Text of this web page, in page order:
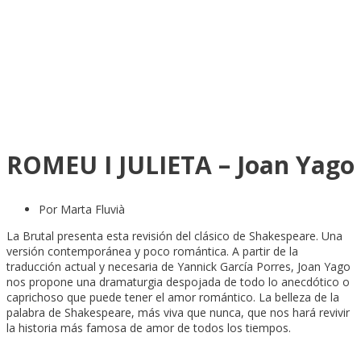
ROMEU I JULIETA – Joan Yago
Por Marta Fluvià
La Brutal presenta esta revisión del clásico de Shakespeare. Una
versión contemporánea y poco romántica. A partir de la
traducción actual y necesaria de Yannick García Porres, Joan Yago
nos propone una dramaturgia despojada de todo lo anecdótico o
caprichoso que puede tener el amor romántico. La belleza de la
palabra de Shakespeare, más viva que nunca, que nos hará revivir
la historia más famosa de amor de todos los tiempos.